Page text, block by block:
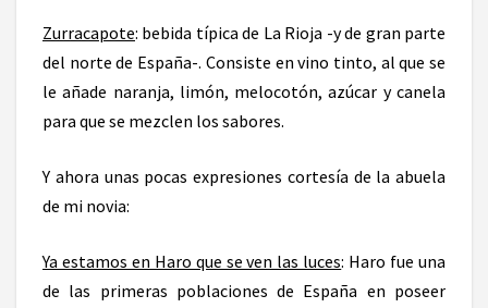
Zurracapote: bebida típica de La Rioja -y de gran parte
del norte de España-. Consiste en vino tinto, al que se
le añade naranja, limón, melocotón, azúcar y canela
para que se mezclen los sabores.
Y ahora unas pocas expresiones cortesía de la abuela
de mi novia:
Ya estamos en Haro que se ven las luces: Haro fue una
de las primeras poblaciones de España en poseer